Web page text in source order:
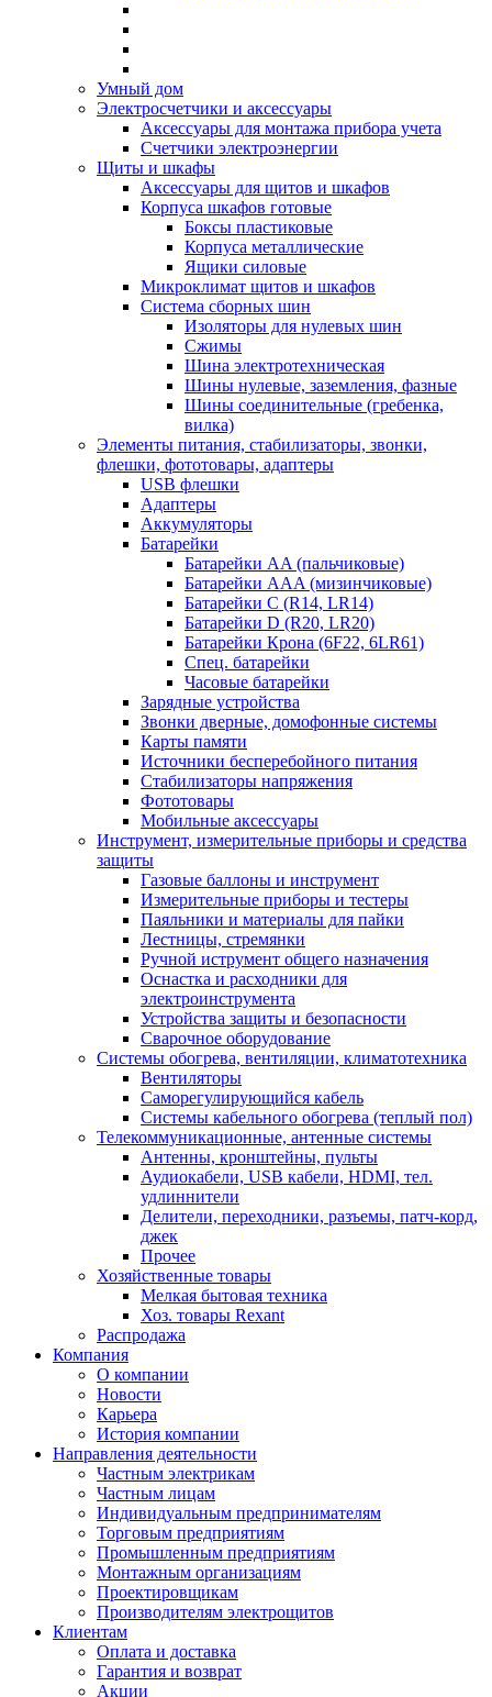
Умный дом
Электросчетчики и аксессуары
Аксессуары для монтажа прибора учета
Счетчики электроэнергии
Щиты и шкафы
Аксессуары для щитов и шкафов
Корпуса шкафов готовые
Боксы пластиковые
Корпуса металлические
Ящики силовые
Микроклимат щитов и шкафов
Система сборных шин
Изоляторы для нулевых шин
Сжимы
Шина электротехническая
Шины нулевые, заземления, фазные
Шины соединительные (гребенка,
вилка)
Элементы питания, стабилизаторы, звонки,
флешки, фототовары, адаптеры
USB флешки
Адаптеры
Аккумуляторы
Батарейки
Батарейки AA (пальчиковые)
Батарейки AAA (мизинчиковые)
Батарейки C (R14, LR14)
Батарейки D (R20, LR20)
Батарейки Крона (6F22, 6LR61)
Спец. батарейки
Часовые батарейки
Зарядные устройства
Звонки дверные, домофонные системы
Карты памяти
Источники бесперебойного питания
Стабилизаторы напряжения
Фототовары
Мобильные аксессуары
Инструмент, измерительные приборы и средства
защиты
Газовые баллоны и инструмент
Измерительные приборы и тестеры
Паяльники и материалы для пайки
Лестницы, стремянки
Ручной иструмент общего назначения
Оснастка и расходники для
электроинструмента
Устройства защиты и безопасности
Сварочное оборудование
Системы обогрева, вентиляции, климатотехника
Вентиляторы
Саморегулирующийся кабель
Системы кабельного обогрева (теплый пол)
Телекоммуникационные, антенные системы
Антенны, кронштейны, пульты
Аудиокабели, USB кабели, HDMI, тел.
удлиннители
Делители, переходники, разъемы, патч-корд,
джек
Прочее
Хозяйственные товары
Мелкая бытовая техника
Хоз. товары Rexant
Распродажа
Компания
О компании
Новости
Карьера
История компании
Направления деятельности
Частным электрикам
Частным лицам
Индивидуальным предпринимателям
Торговым предприятиям
Промышленным предприятиям
Монтажным организациям
Проектировщикам
Производителям электрощитов
Клиентам
Оплата и доставка
Гарантия и возврат
Акции